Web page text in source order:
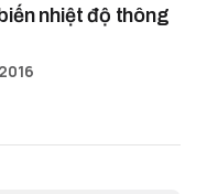
nhiệt độ thông